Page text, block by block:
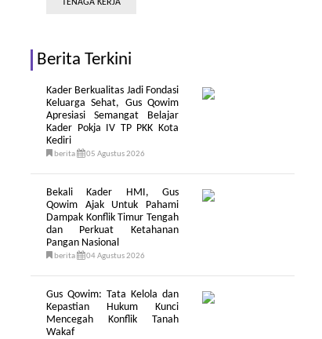
TENAGA KERJA
Berita Terkini
Kader Berkualitas Jadi Fondasi
Keluarga Sehat, Gus Qowim
Apresiasi Semangat Belajar
Kader Pokja IV TP PKK Kota
Kediri
berita 05 Agustus 2026
Bekali Kader HMI, Gus
Qowim Ajak Untuk Pahami
Dampak Konflik Timur Tengah
dan Perkuat Ketahanan
Pangan Nasional
berita 04 Agustus 2026
Gus Qowim: Tata Kelola dan
Kepastian Hukum Kunci
Mencegah Konflik Tanah
Wakaf